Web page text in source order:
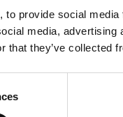
provide social
media,
that they’ve collected
tilbud
rett i